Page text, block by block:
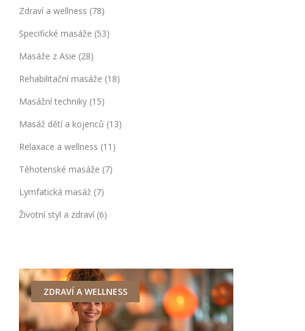
Zdraví a wellness (78)
Specifické masáže (53)
Masáže z Asie (28)
Rehabilitační masáže (18)
Masážní techniky (15)
Masáž dětí a kojenců (13)
Relaxace a wellness (11)
Těhotenské masáže (7)
Lymfatická masáž (7)
Životní styl a zdraví (6)
ZDRAVÍ A WELLNESS